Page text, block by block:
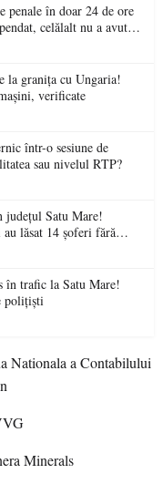
penale în doar 24 de ore
celălalt nu a avut
la granița cu Ungaria!
verificate
într-o sesiune de
sau nivelul RTP?
județul Satu Mare!
lăsat 14 șoferi fără
trafic la Satu Mare!
polițiști